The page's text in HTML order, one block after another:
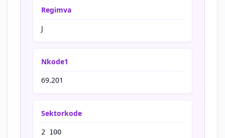
Regimva
J
Nkode1
69.201
Sektorkode
2 100